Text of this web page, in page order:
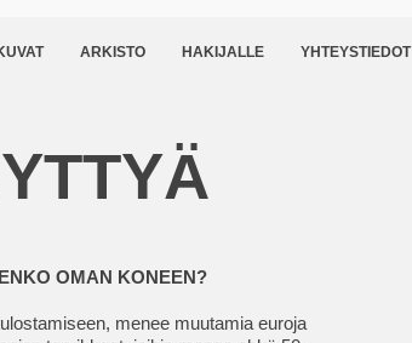
OMAN KONEEN?
menee muutamia euroja
ARKISTO HAKIJALLE YHTEYSTIEDOT